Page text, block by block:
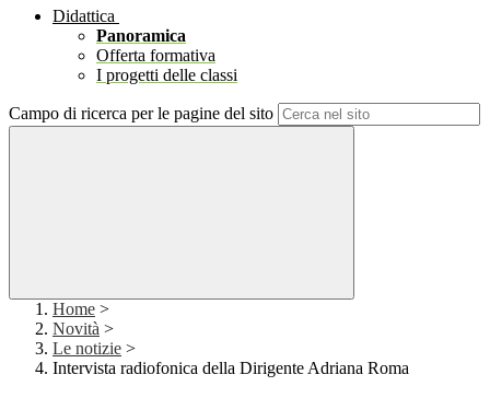
Didattica
Panoramica
Offerta formativa
I progetti delle classi
Campo di ricerca per le pagine del sito
Home >
Novità >
Le notizie >
Intervista radiofonica della Dirigente Adriana Roma